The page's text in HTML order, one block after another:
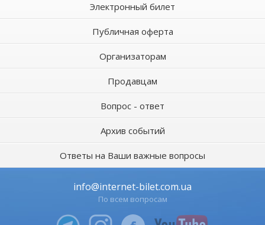
Электронный билет
Публичная оферта
Организаторам
Продавцам
Вопрос - ответ
Архив событий
Ответы на Ваши важные вопросы
info@internet-bilet.com.ua
По всем вопросам